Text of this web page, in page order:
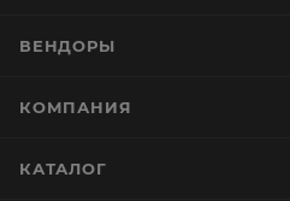
ВЕНДОРЫ
КОМПАНИЯ
КАТАЛОГ